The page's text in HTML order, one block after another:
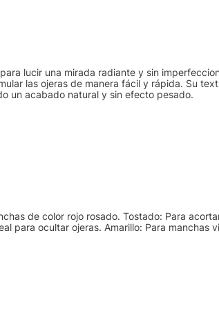
lucir una mirada radiante y sin
las ojeras de manera fácil y rápida. Su
un acabado natural y sin efecto pesado.
de color rojo rosado. Tostado: Para
para ocultar ojeras. Amarillo: Para manchas